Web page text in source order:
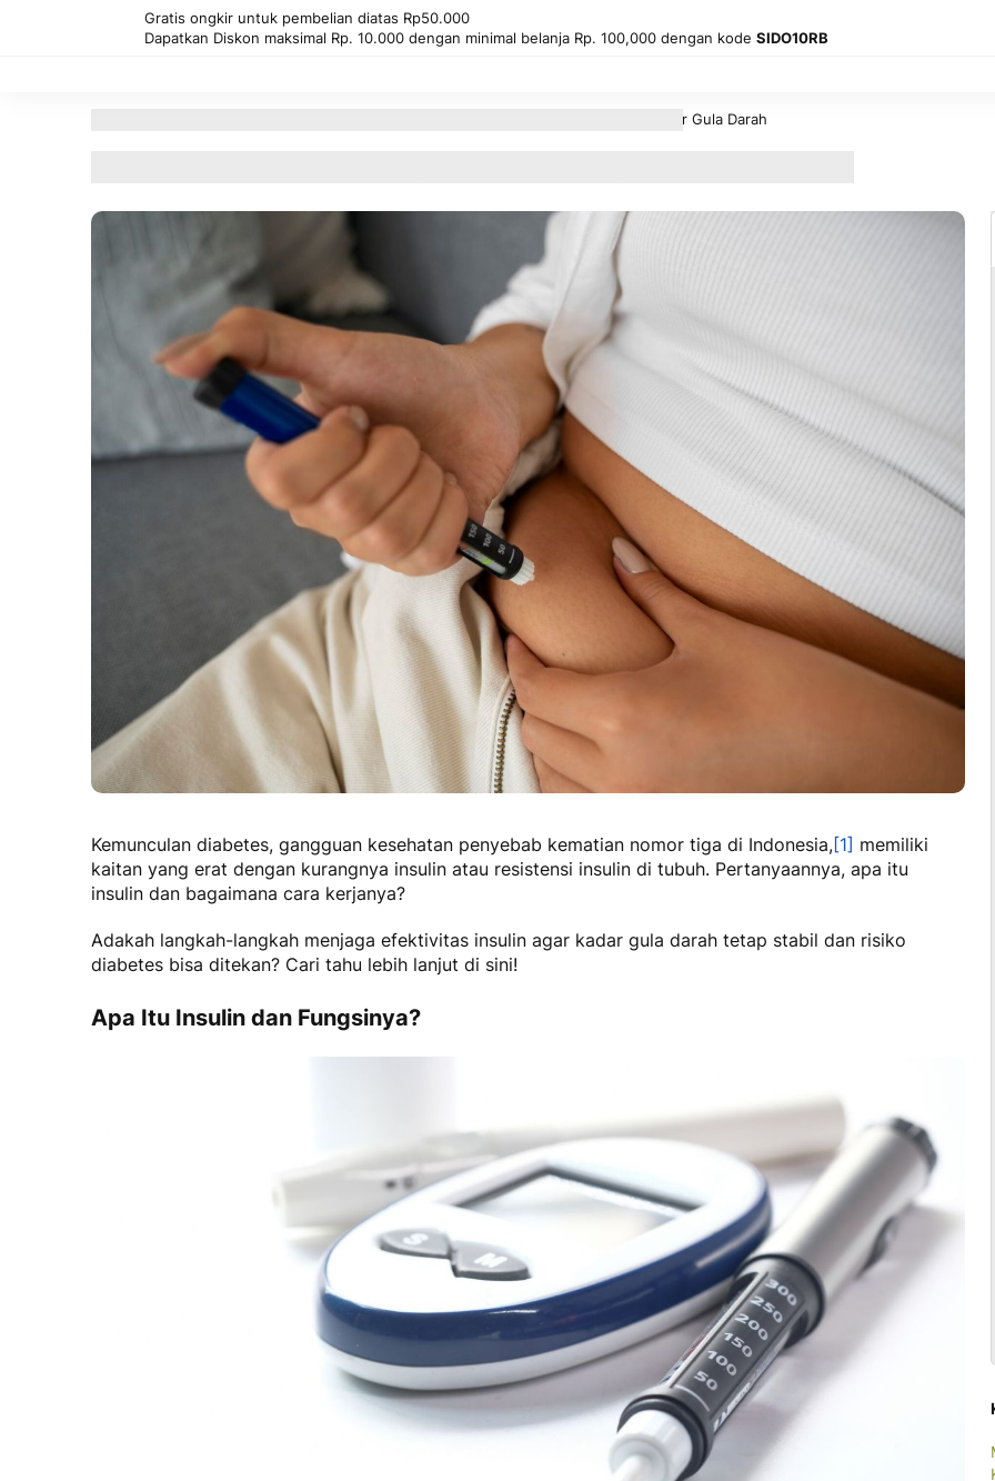
Gratis ongkir untuk pembelian diatas Rp50.000
Dapatkan Diskon maksimal Rp. 10.000 dengan minimal belanja Rp. 100,000 dengan kode SIDO10RB
Apa Itu Insulin, Cara Kerjanya, & Tips Menjaga Kadar Gula Darah
Kemunculan diabetes, gangguan kesehatan penyebab kematian nomor tiga di Indonesia,[1] memiliki
kaitan yang erat dengan kurangnya insulin atau resistensi insulin di tubuh. Pertanyaannya, apa itu
insulin dan bagaimana cara kerjanya?
Adakah langkah-langkah menjaga efektivitas insulin agar kadar gula darah tetap stabil dan risiko
diabetes bisa ditekan? Cari tahu lebih lanjut di sini!
Apa Itu Insulin dan Fungsinya?